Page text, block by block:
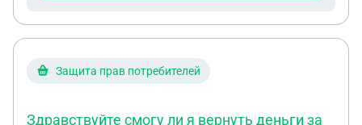
Защита прав потребителей
Здравствуйте смогу ли я вернуть деньги за